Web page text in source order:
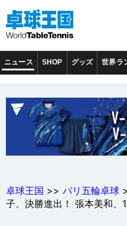
ニュース SHOP グッズ 世界ラ
卓球王国 >> パリ五輪卓球
子、決勝進出！ 張本美和、